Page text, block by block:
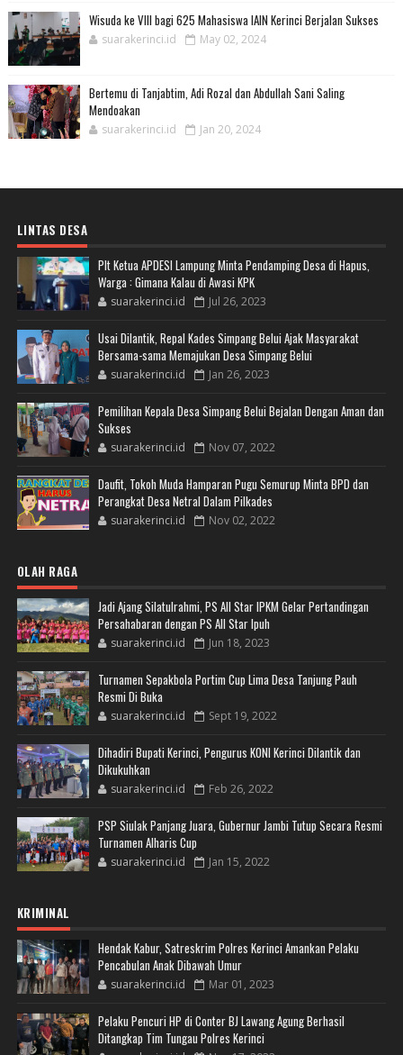
Wisuda ke VIII bagi 625 Mahasiswa IAIN Kerinci Berjalan Sukses
suarakerinci.id May 02, 2024
Bertemu di Tanjabtim, Adi Rozal dan Abdullah Sani Saling
Mendoakan
suarakerinci.id Jan 20, 2024
LINTAS DESA
Plt Ketua APDESI Lampung Minta Pendamping Desa di Hapus,
Warga : Gimana Kalau di Awasi KPK
suarakerinci.id Jul 26, 2023
Usai Dilantik, Repal Kades Simpang Belui Ajak Masyarakat
Bersama-sama Memajukan Desa Simpang Belui
suarakerinci.id Jan 26, 2023
Pemilihan Kepala Desa Simpang Belui Bejalan Dengan Aman dan
Sukses
suarakerinci.id Nov 07, 2022
Daufit, Tokoh Muda Hamparan Pugu Semurup Minta BPD dan
Perangkat Desa Netral Dalam Pilkades
suarakerinci.id Nov 02, 2022
OLAH RAGA
Jadi Ajang Silatulrahmi, PS All Star IPKM Gelar Pertandingan
Persahabaran dengan PS All Star Ipuh
suarakerinci.id Jun 18, 2023
Turnamen Sepakbola Portim Cup Lima Desa Tanjung Pauh
Resmi Di Buka
suarakerinci.id Sept 19, 2022
Dihadiri Bupati Kerinci, Pengurus KONI Kerinci Dilantik dan
Dikukuhkan
suarakerinci.id Feb 26, 2022
PSP Siulak Panjang Juara, Gubernur Jambi Tutup Secara Resmi
Turnamen Alharis Cup
suarakerinci.id Jan 15, 2022
KRIMINAL
Hendak Kabur, Satreskrim Polres Kerinci Amankan Pelaku
Pencabulan Anak Dibawah Umur
suarakerinci.id Mar 01, 2023
Pelaku Pencuri HP di Conter BJ Lawang Agung Berhasil
Ditangkap Tim Tungau Polres Kerinci